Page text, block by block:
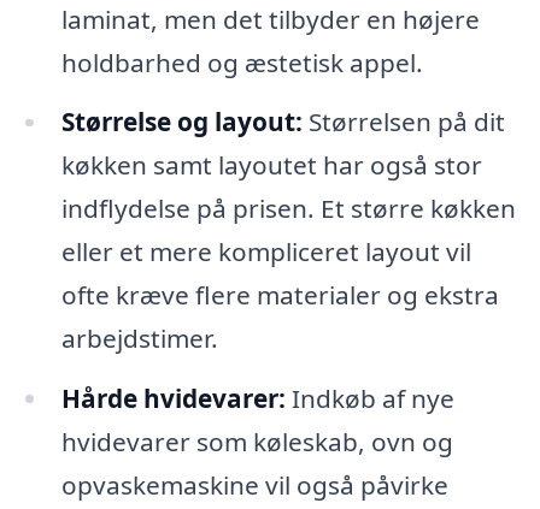
laminat, men det tilbyder en højere
holdbarhed og æstetisk appel.
Størrelse og layout: Størrelsen på dit
køkken samt layoutet har også stor
indflydelse på prisen. Et større køkken
eller et mere kompliceret layout vil
ofte kræve flere materialer og ekstra
arbejdstimer.
Hårde hvidevarer: Indkøb af nye
hvidevarer som køleskab, ovn og
opvaskemaskine vil også påvirke